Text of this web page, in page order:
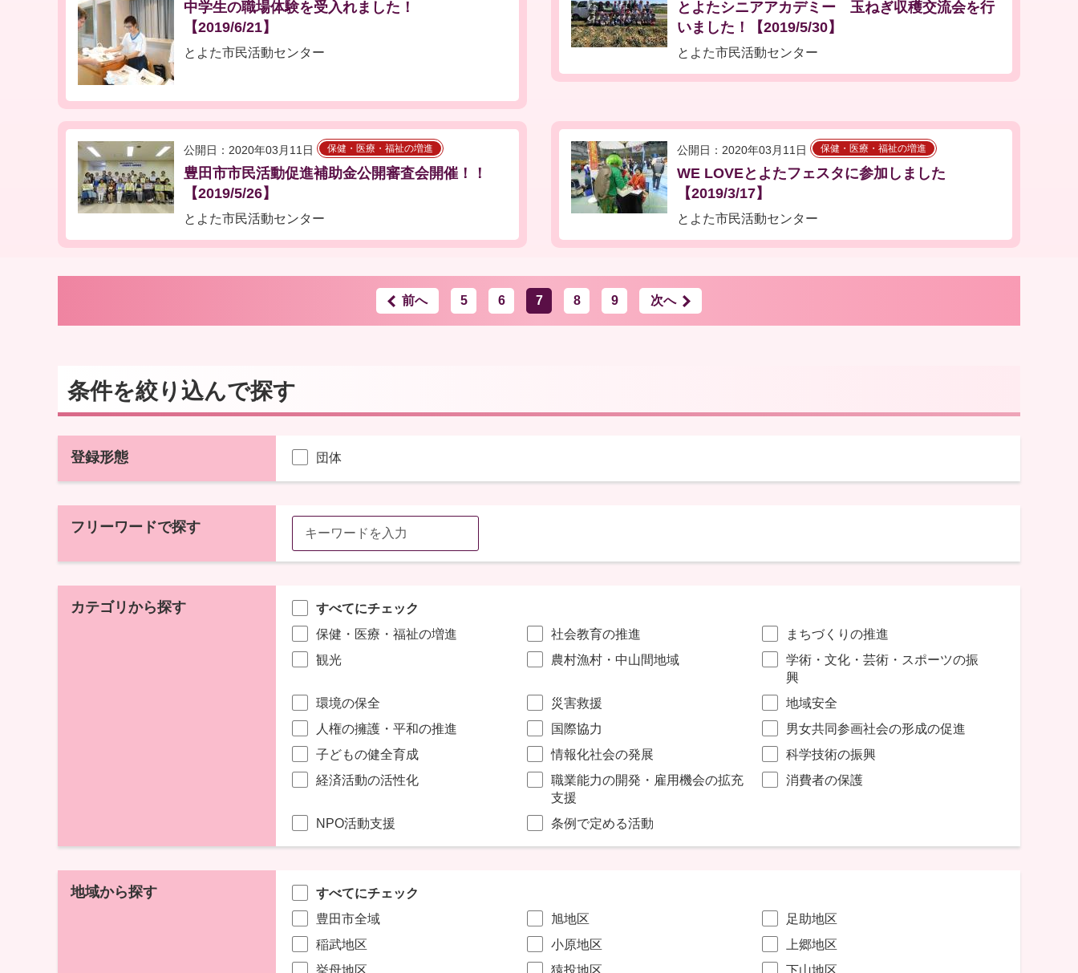
中学生の職場体験を受入れました！
【2019/6/21】
とよた市民活動センター
とよたシニアアカデミー 玉ねぎ収穫交流会を行
いました！【2019/5/30】
とよた市民活動センター
公開日：2020年03月11日 保健・医療・福祉の増進
豊田市市民活動促進補助金公開審査会開催！！
【2019/5/26】
とよた市民活動センター
公開日：2020年03月11日 保健・医療・福祉の増進
WE LOVEとよたフェスタに参加しました
【2019/3/17】
とよた市民活動センター
前へ 5 6 7 8 9 次へ
条件を絞り込んで探す
登録形態 団体
フリーワードで探す
カテゴリから探す
すべてにチェック
保健・医療・福祉の増進
社会教育の推進
まちづくりの推進
観光
農村漁村・中山間地域
学術・文化・芸術・スポーツの振
興
環境の保全
災害救援
地域安全
人権の擁護・平和の推進
国際協力
男女共同参画社会の形成の促進
子どもの健全育成
情報化社会の発展
科学技術の振興
経済活動の活性化
職業能力の開発・雇用機会の拡充
支援
消費者の保護
NPO活動支援 条例で定める活動
地域から探す
すべてにチェック
豊田市全域
旭地区
足助地区
稲武地区
小原地区
上郷地区